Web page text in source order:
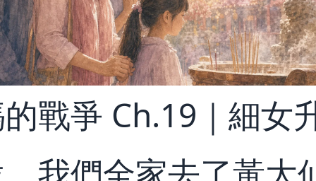
戰爭 Ch.19｜細女